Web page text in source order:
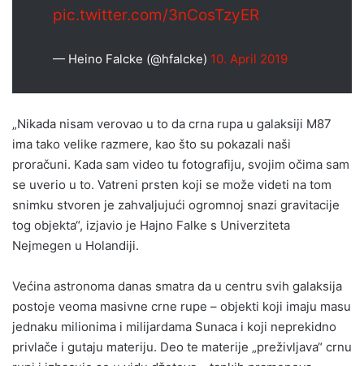
pic.twitter.com/3nCosTzyER
— Heino Falcke (@hfalcke) 10. April 2019
„Nikada nisam verovao u to da crna rupa u galaksiji M87
ima tako velike razmere, kao što su pokazali naši
proračuni. Kada sam video tu fotografiju, svojim očima sam
se uverio u to. Vatreni prsten koji se može videti na tom
snimku stvoren je zahvaljujući ogromnoj snazi gravitacije
tog objekta“, izjavio je Hajno Falke s Univerziteta
Nejmegen u Holandiji.
Većina astronoma danas smatra da u centru svih galaksija
postoje veoma masivne crne rupe – objekti koji imaju masu
jednaku milionima i milijardama Sunaca i koji neprekidno
privlače i gutaju materiju. Deo te materije „preživljava“ crnu